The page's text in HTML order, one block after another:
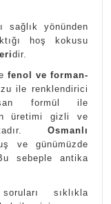
sağlık yönünden
hoş kokusu
dir.
fenol ve forman-
ile renklendirici
formül ile
üretimi gizli ve
Osmanlı
ve günümüzde
sebeple antika
sıklıkla